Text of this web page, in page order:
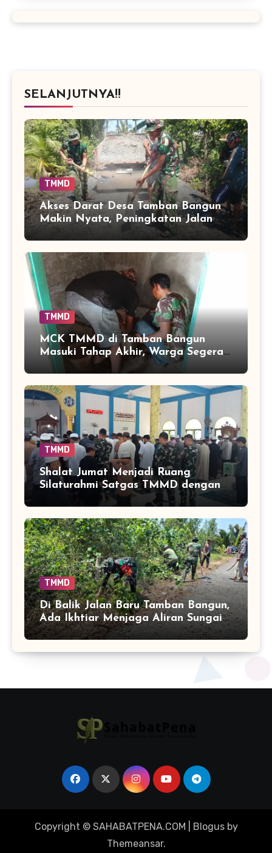
SELANJUTNYA!!
TMMD
Akses Darat Desa Tamban Bangun
Makin Nyata, Peningkatan Jalan
TMMD Sentuh 90 Persen
TMMD
MCK TMMD di Tamban Bangun
Masuki Tahap Akhir, Warga Segera
Nikmati Fasilitas Sanitasi yang
Lebih Layak
TMMD
Shalat Jumat Menjadi Ruang
Silaturahmi Satgas TMMD dengan
Warga Tamban Bangun
TMMD
Di Balik Jalan Baru Tamban Bangun,
Ada Ikhtiar Menjaga Aliran Sungai
Tetap Hidup
Copyright © SAHABATPENA.COM Blogusby
Themeansar.